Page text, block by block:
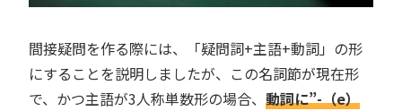
間接疑問を作る際には、「疑問詞+主語+動詞」の形
にすることを説明しましたが、この名詞節が現在形
で、かつ主語が3人称単数形の場合、 動詞に”-（e）